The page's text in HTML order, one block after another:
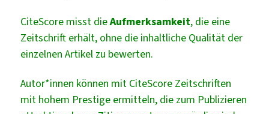
CiteScore misst dieAufmerksamkeit, die eine
Zeitschrift erhält, ohne die inhaltliche Qualität der
einzelnen Artikel zu bewerten.
Autor*innen können mit CiteScore Zeitschriften
mit hohem Prestige ermitteln, die zum Publizieren